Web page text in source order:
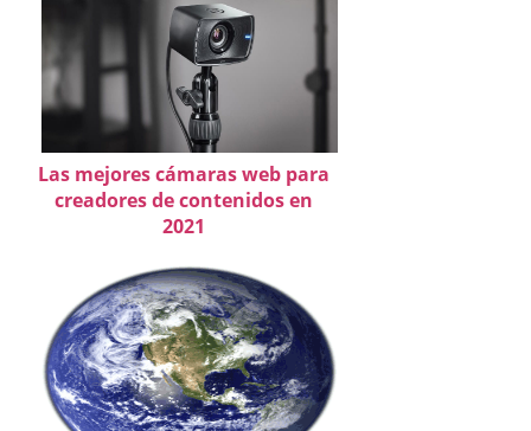
Las mejores cámaras web para
creadores de contenidos en
2021